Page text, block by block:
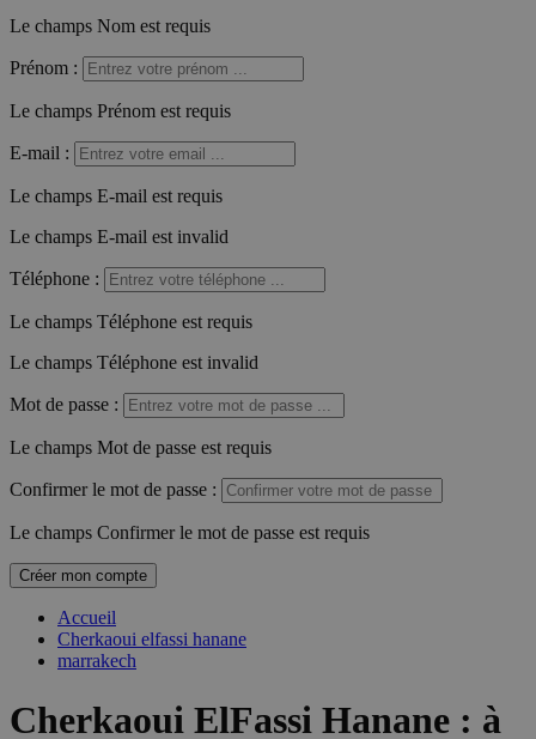
Le champs Nom est requis
Prénom :
Le champs Prénom est requis
E-mail :
Le champs E-mail est requis
Le champs E-mail est invalid
Téléphone :
Le champs Téléphone est requis
Le champs Téléphone est invalid
Mot de passe :
Le champs Mot de passe est requis
Confirmer le mot de passe :
Le champs Confirmer le mot de passe est requis
Créer mon compte
Accueil
Cherkaoui elfassi hanane
marrakech
Cherkaoui ElFassi Hanane : à